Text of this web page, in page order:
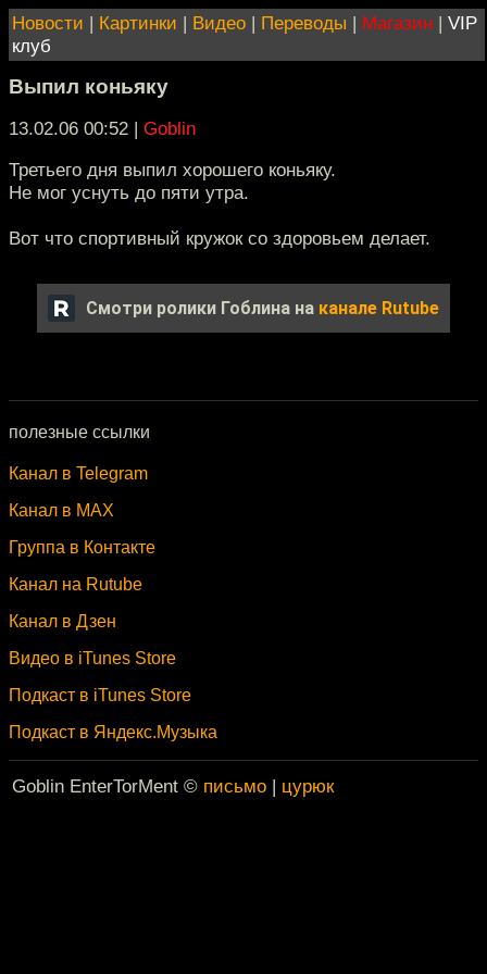
Новости | Картинки | Видео | Переводы | Магазин | VIP
клуб
Выпил коньяку
13.02.06 00:52 | Goblin
Третьего дня выпил хорошего коньяку.
Не мог уснуть до пяти утра.
Вот что спортивный кружок со здоровьем делает.
Смотри ролики Гоблина на канале Rutube
полезные ссылки
Канал в Telegram
Канал в MAX
Группа в Контакте
Канал на Rutube
Канал в Дзен
Видео в iTunes Store
Подкаст в iTunes Store
Подкаст в Яндекс.Музыка
Goblin EnterTorMent © письмо | цурюк